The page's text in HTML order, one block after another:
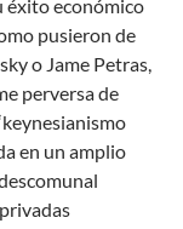
éxito económico
pusieron de
o Jame Petras,
perversa de
en un amplio